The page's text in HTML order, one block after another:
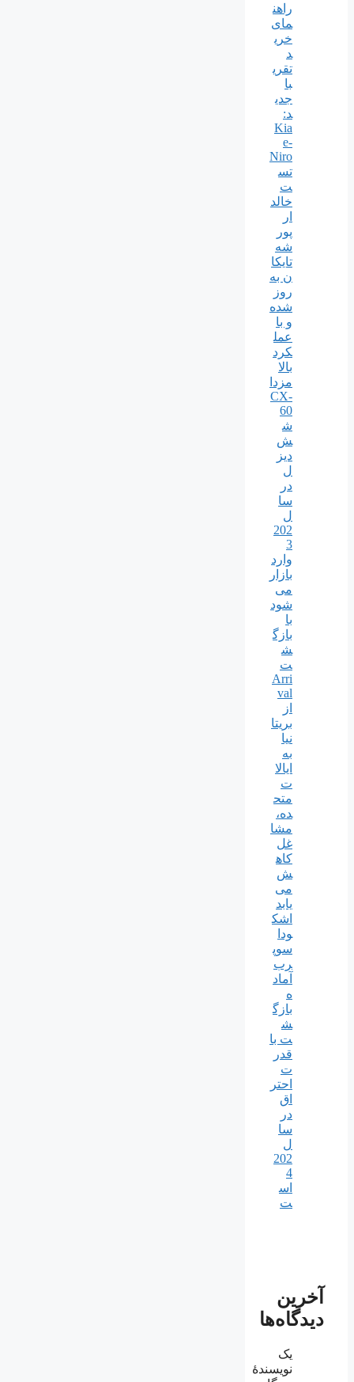
راهن
مای
خری
د
تقری
با
جدی
د:
Kia
e-
Niro
تس
ت
خالد
ار
پور
شه
تایکا
ن به
روز
شده
و با
عمل
کرد
بالا
مزدا
CX-
60
ش
ش
دیز
ل
در
سا
ل
202
3
وارد
بازار
می
شود
با
بازگ
ش
ت
Arri
val
از
بریتا
نیا
به
ایالا
ت
متح
ده،
مشا
غل
کاه
ش
می
یابد
اشک
ودا
سوپ
رب
آماد
ه
بازگ
ش
ت با
قدر
ت
احتر
اق
در
سا
ل
202
4
اس
ت
آخرین
دیدگاه‌ها
یک
نویسندهٔ